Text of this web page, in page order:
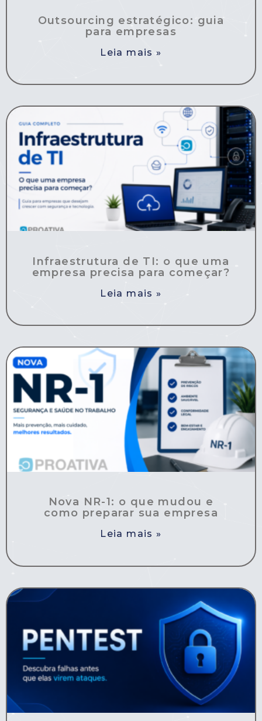
Outsourcing estratégico: guia
para empresas
Leia mais »
Infraestrutura de TI: o que uma
empresa precisa para começar?
Leia mais »
Nova NR-1: o que mudou e
como preparar sua empresa
Leia mais »